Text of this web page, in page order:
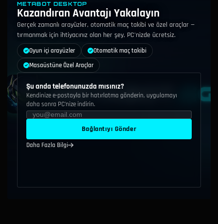
METABOT DESKTOP
Kazandıran Avantajı Yakalayın
Gerçek zamanlı arayüzler, otomatik maç takibi ve özel araçlar —
tırmanmak için ihtiyacınız olan her şey, PC'nizde ücretsiz.
Oyun içi arayüzler
Otomatik maç takibi
Masaüstüne Özel Araçlar
Şu anda telefonunuzda mısınız?
Kendinize e-postayla bir hatırlatma gönderin, uygulamayı
daha sonra PC'nize indirin.
Bağlantıyı Gönder
Daha Fazla Bilgi